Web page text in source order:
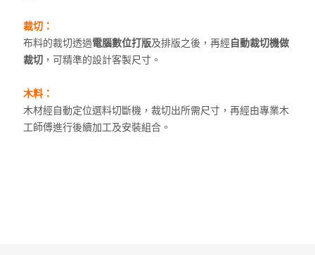
裁切：
布料的裁切透過電腦數位打版及排版之後，再經自動裁切機做
裁切 ，可精準的設計客製尺寸。
木料：
木材經自動定位選料切斷機，裁切出所需尺寸，再經由專業木
工師傅進行後續加工及安裝組合。